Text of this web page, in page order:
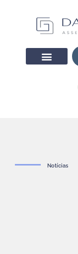
Notícias